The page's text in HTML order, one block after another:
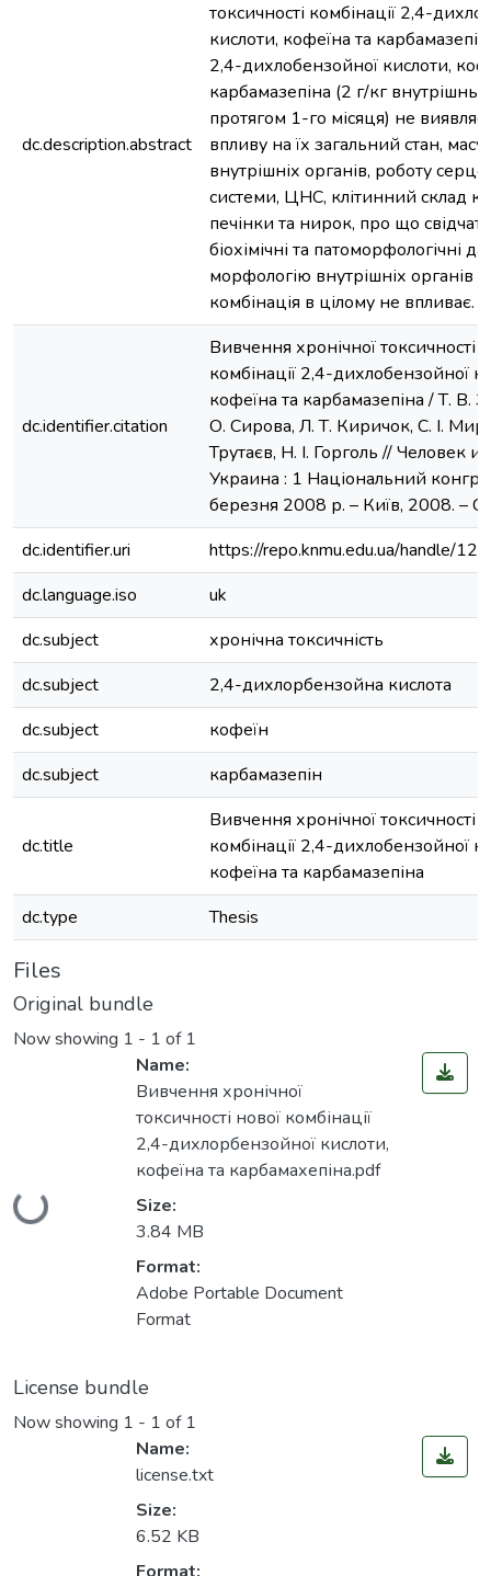
dc.description.abstract
токсичності комбінації 2,4-
кислоти, кофеїна та
2,4-дихлобензойної кислоти,
карбамазепіна (2 г/кг
протягом 1-го місяця) не
впливу на їх загальний стан, масу
внутрішніх органів, роботу
системи, ЦНС, клітинний склад
печінки та нирок, про що свідчать
біохімічні та патоморфологічні
морфологію внутрішніх органів
комбінація в цілому не впливає.
dc.identifier.citation
Вивчення хронічної токсичності
комбінації 2,4-дихлобензойної
кофеїна та карбамазепіна / Т. В.
О. Сирова, Л. Т. Киричок, С. І.
Трутаєв, Н. І. Горголь // Человек и
Украина : 1 Національний
березня 2008 р. – Київ, 2008. –
dc.identifier.uri
https://repo.knmu.edu.ua/handle/
dc.language.iso
uk
dc.subject
хронічна токсичність
dc.subject
2,4-дихлорбензойна кислота
dc.subject
кофеїн
dc.subject
карбамазепін
dc.title
Вивчення хронічної токсичності
комбінації 2,4-дихлобензойної
кофеїна та карбамазепіна
dc.type
Thesis
Files
Original bundle
Now showing 1 - 1 of 1
Loading...
Name:
Вивчення хронічної
токсичності нової комбінації
2,4-дихлорбензойної кислоти,
кофеїна та карбамахепіна.pdf
Size:
3.84 MB
Format:
Adobe Portable Document
Format
License bundle
Now showing 1 - 1 of 1
Name:
license.txt
Size:
6.52 KB